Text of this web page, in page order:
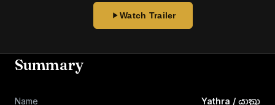
Watch Trailer
Summary
Name Yathra / යාත්‍රා